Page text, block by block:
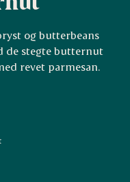
og butterbeans
de stegte butternut
revet parmesan.